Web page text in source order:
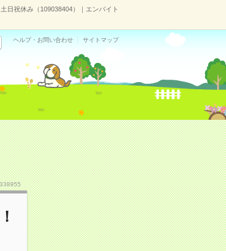
日祝休み（109038404）｜エンバイト
ヘルプ・お問い合わせ サイトマップ